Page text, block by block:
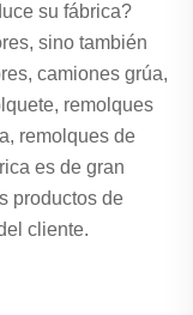
su fábrica?
sino también
camiones grúa,
remolques
remolques de
es de gran
productos de
cliente.